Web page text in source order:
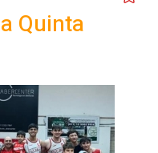
Quinta